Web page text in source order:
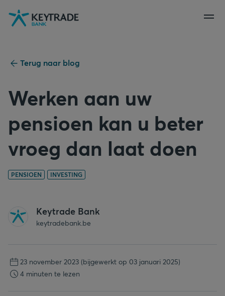
Naar
navigatie
Naar
aanmelden
Naar
inhoud
Terug naar blog
Werken aan uw
pensioen kan u beter
vroeg dan laat doen
PENSIOEN INVESTING
Keytrade Bank
keytradebank.be
23 november 2023 (bijgewerkt op 03 januari 2025)
4 minuten te lezen